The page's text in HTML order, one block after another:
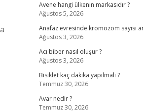
Avene hangi ülkenin markasıdır ?
Ağustos 5, 2026
Anafaz evresinde kromozom sayısı
Ağustos 3, 2026
Acı biber nasıl oluşur ?
Ağustos 3, 2026
Bisiklet kaç dakika yapılmalı ?
Temmuz 30, 2026
Avar nedir ?
Temmuz 30, 2026